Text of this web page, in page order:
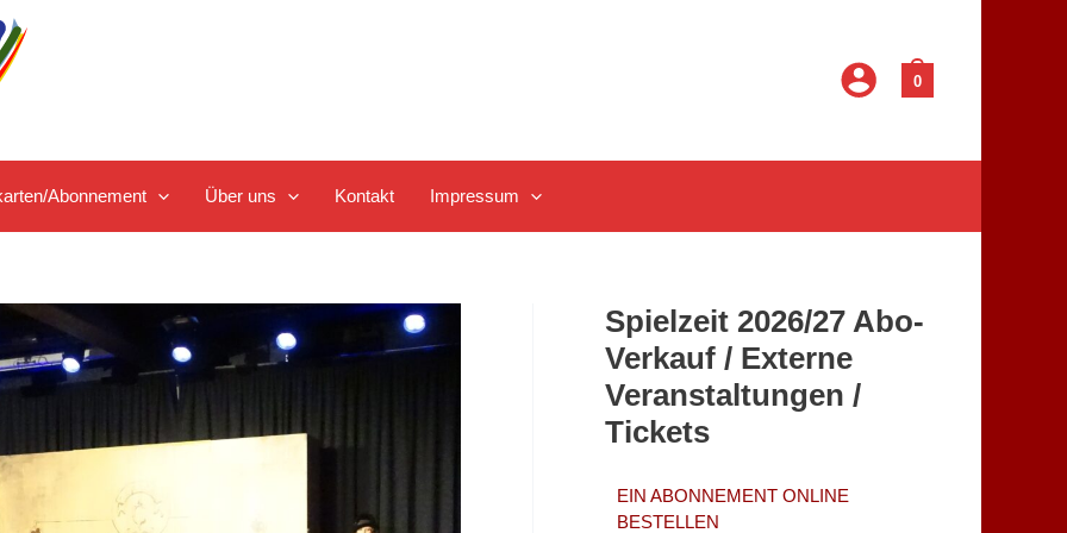
0
Abonnement Über uns Kontakt Impressum
Spielzeit 2026/27 Abo-
Verkauf / Externe
Veranstaltungen /
Tickets
EIN ABONNEMENT ONLINE
BESTELLEN